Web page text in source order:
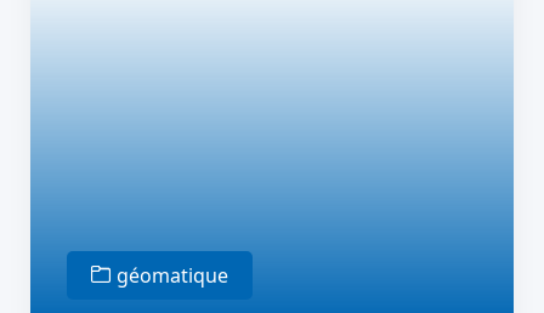
géomatique